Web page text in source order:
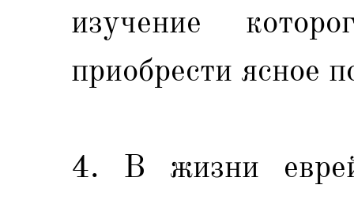
изучение
приобрести ясное
4. В жизни